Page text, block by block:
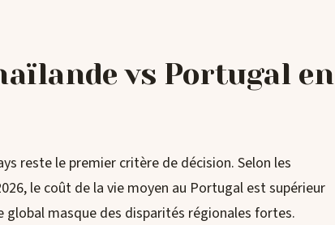
vs Portugal en
reste le premier critère de décision. Selon les
le coût de la vie moyen au Portugal est supérieur
global masque des disparités régionales fortes.